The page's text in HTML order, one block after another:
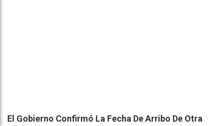
El Gobierno Confirmó La Fecha De Arribo De Otra